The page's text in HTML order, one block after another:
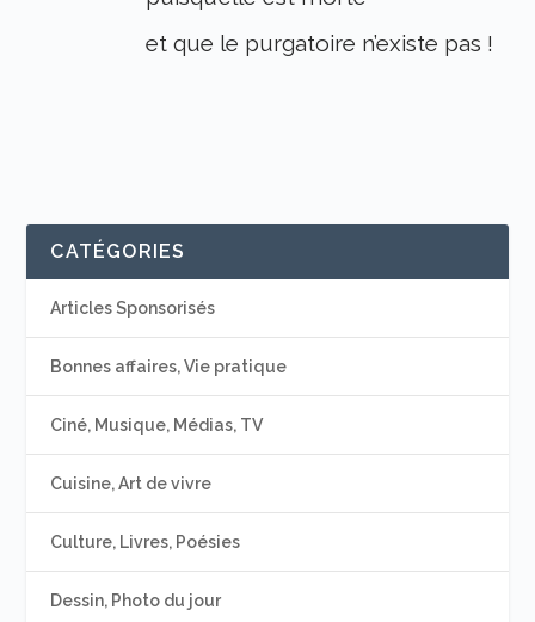
et que le purgatoire n’existe pas !
CATÉGORIES
Articles Sponsorisés
Bonnes affaires, Vie pratique
Ciné, Musique, Médias, TV
Cuisine, Art de vivre
Culture, Livres, Poésies
Dessin, Photo du jour